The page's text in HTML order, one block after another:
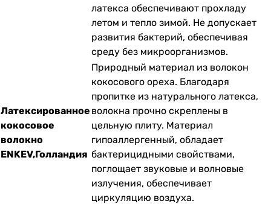
латекса обеспечивают прохладу
летом и тепло зимой. Не допускает
развития бактерий, обеспечивая
среду без микроорганизмов.
Латексированное
кокосовое
волокно
ENKEV,Голландия
Природный материал из волокон
кокосового ореха. Благодаря
пропитке из натурального латекса,
волокна прочно скреплены в
цельную плиту. Материал
гипоаллергенный, обладает
бактерицидными свойствами,
поглощает звуковые и волновые
излучения, обеспечивает
циркуляцию воздуха.